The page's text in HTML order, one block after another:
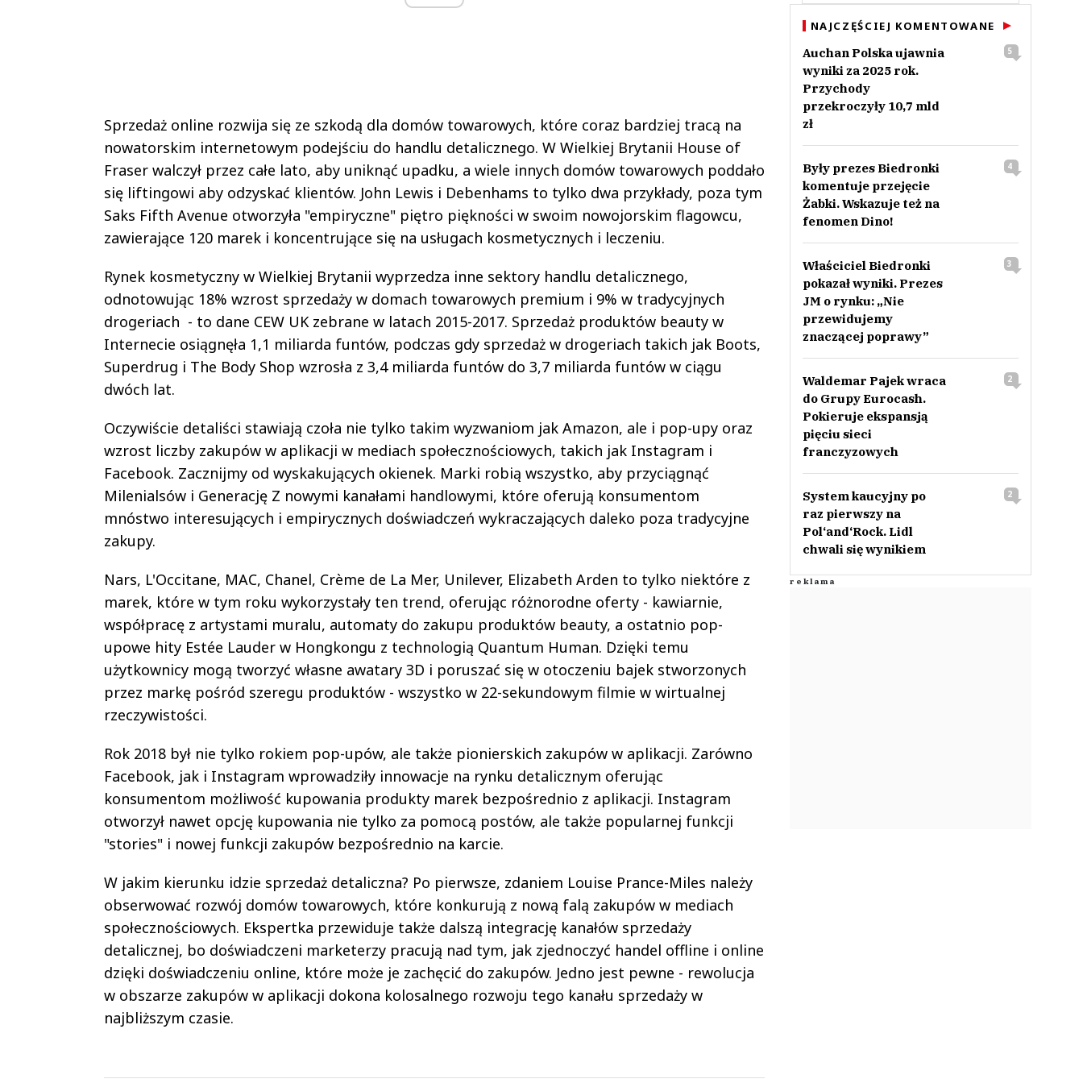
Sprzedaż online rozwija się ze szkodą dla domów towarowych, które coraz bardziej tracą na
nowatorskim internetowym podejściu do handlu detalicznego. W Wielkiej Brytanii House of
Fraser walczył przez całe lato, aby uniknąć upadku, a wiele innych domów towarowych poddało
się liftingowi aby odzyskać klientów. John Lewis i Debenhams to tylko dwa przykłady, poza tym
Saks Fifth Avenue otworzyła "empiryczne" piętro piękności w swoim nowojorskim flagowcu,
zawierające 120 marek i koncentrujące się na usługach kosmetycznych i leczeniu.
Rynek kosmetyczny w Wielkiej Brytanii wyprzedza inne sektory handlu detalicznego,
odnotowując 18% wzrost sprzedaży w domach towarowych premium i 9% w tradycyjnych
drogeriach - to dane CEW UK zebrane w latach 2015-2017. Sprzedaż produktów beauty w
Internecie osiągnęła 1,1 miliarda funtów, podczas gdy sprzedaż w drogeriach takich jak Boots,
Superdrug i The Body Shop wzrosła z 3,4 miliarda funtów do 3,7 miliarda funtów w ciągu
dwóch lat.
Oczywiście detaliści stawiają czoła nie tylko takim wyzwaniom jak Amazon, ale i pop-upy oraz
wzrost liczby zakupów w aplikacji w mediach społecznościowych, takich jak Instagram i
Facebook. Zacznijmy od wyskakujących okienek. Marki robią wszystko, aby przyciągnąć
Milenialsów i Generację Z nowymi kanałami handlowymi, które oferują konsumentom
mnóstwo interesujących i empirycznych doświadczeń wykraczających daleko poza tradycyjne
zakupy.
Nars, L'Occitane, MAC, Chanel, Crème de La Mer, Unilever, Elizabeth Arden to tylko niektóre z
marek, które w tym roku wykorzystały ten trend, oferując różnorodne oferty - kawiarnie,
współpracę z artystami muralu, automaty do zakupu produktów beauty, a ostatnio pop-
upowe hity Estée Lauder w Hongkongu z technologią Quantum Human. Dzięki temu
użytkownicy mogą tworzyć własne awatary 3D i poruszać się w otoczeniu bajek stworzonych
przez markę pośród szeregu produktów - wszystko w 22-sekundowym filmie w wirtualnej
rzeczywistości.
Rok 2018 był nie tylko rokiem pop-upów, ale także pionierskich zakupów w aplikacji. Zarówno
Facebook, jak i Instagram wprowadziły innowacje na rynku detalicznym oferując
konsumentom możliwość kupowania produkty marek bezpośrednio z aplikacji. Instagram
otworzył nawet opcję kupowania nie tylko za pomocą postów, ale także popularnej funkcji
"stories" i nowej funkcji zakupów bezpośrednio na karcie.
W jakim kierunku idzie sprzedaż detaliczna? Po pierwsze, zdaniem Louise Prance-Miles należy
obserwować rozwój domów towarowych, które konkurują z nową falą zakupów w mediach
społecznościowych. Ekspertka przewiduje także dalszą integrację kanałów sprzedaży
detalicznej, bo doświadczeni marketerzy pracują nad tym, jak zjednoczyć handel offline i online
dzięki doświadczeniu online, które może je zachęcić do zakupów. Jedno jest pewne - rewolucja
w obszarze zakupów w aplikacji dokona kolosalnego rozwoju tego kanału sprzedaży w
najbliższym czasie.
NAJCZĘŚCIEJ KOMENTOWANE
Auchan Polska ujawnia
wyniki za 2025 rok.
Przychody
przekroczyły 10,7 mld
zł
5
Były prezes Biedronki
komentuje przejęcie
Żabki. Wskazuje też na
fenomen Dino!
4
Właściciel Biedronki
pokazał wyniki. Prezes
JM o rynku: „Nie
przewidujemy
znaczącej poprawy”
3
Waldemar Pajek wraca
do Grupy Eurocash.
Pokieruje ekspansją
pięciu sieci
franczyzowych
2
System kaucyjny po
raz pierwszy na
Pol‘and‘Rock. Lidl
chwali się wynikiem
2